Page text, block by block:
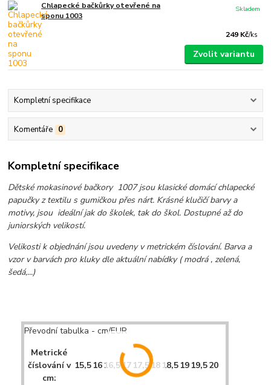
Chlapecké bačkůrky otevřené na
sponu 1003
249 Kč/ks
Skladem
Zvolit variantu
Kompletní specifikace
Komentáře 0
Kompletní specifikace
Dětské mokasinové bačkory 1007 jsou klasické domácí chlapecké
papučky z textilu s gumičkou přes nárt. Krásné klučičí barvy a
motivy, jsou ideální jak do školek, tak do škol. Dostupné až do
juniorských velikostí.
Velikosti k objednání jsou uvedeny v metrickém číslování. Barva a
vzor v barvách pro kluky dle aktuální nabídky ( modrá , zelená,
šedá,...)
Převodní tabulka - cm/EUR
Metrické
číslování v
cm:
15,5 16 16,517 17,518 18,5 19 19,520